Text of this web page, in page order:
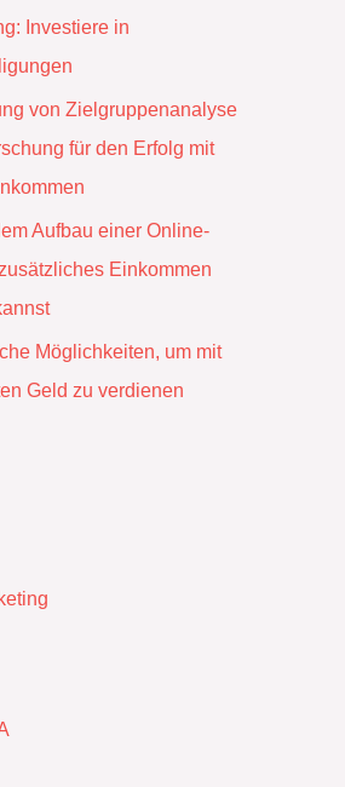
Investiere in
von Zielgruppenanalyse
für den Erfolg mit
Aufbau einer Online-
Einkommen
Möglichkeiten, um mit
Geld zu verdienen